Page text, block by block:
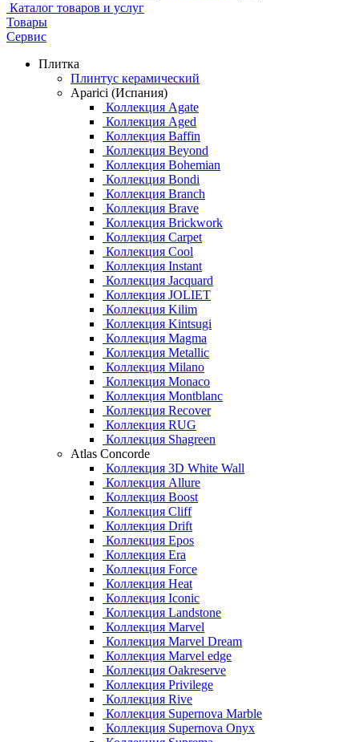
Каталог товаров и услуг
Товары
Сервис
Плитка
Плинтус керамический
Aparici (Испания)
Коллекция Agate
Коллекция Aged
Коллекция Baffin
Коллекция Beyond
Коллекция Bohemian
Коллекция Bondi
Коллекция Branch
Коллекция Brave
Коллекция Brickwork
Коллекция Carpet
Коллекция Cool
Коллекция Instant
Коллекция Jacquard
Коллекция JOLIET
Коллекция Kilim
Коллекция Kintsugi
Коллекция Magma
Коллекция Metallic
Коллекция Milano
Коллекция Monaco
Коллекция Montblanc
Коллекция Recover
Коллекция RUG
Коллекция Shagreen
Atlas Concorde
Коллекция 3D White Wall
Коллекция Allure
Коллекция Boost
Коллекция Cliff
Коллекция Drift
Коллекция Epos
Коллекция Era
Коллекция Force
Коллекция Heat
Коллекция Iconic
Коллекция Landstone
Коллекция Marvel
Коллекция Marvel Dream
Коллекция Marvel edge
Коллекция Oakreserve
Коллекция Privilege
Коллекция Rive
Коллекция Supernova Marble
Коллекция Supernova Onyx